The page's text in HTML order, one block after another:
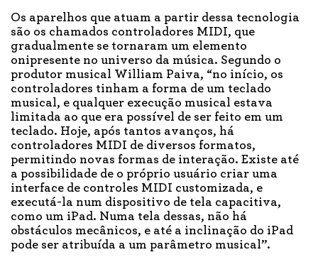
Os aparelhos que atuam a partir dessa tecnologia
são os chamados controladores MIDI, que
gradualmente se tornaram um elemento
onipresente no universo da música. Segundo o
produtor musical William Paiva, “no início, os
controladores tinham a forma de um teclado
musical, e qualquer execução musical estava
limitada ao que era possível de ser feito em um
teclado. Hoje, após tantos avanços, há
controladores MIDI de diversos formatos,
permitindo novas formas de interação. Existe até
a possibilidade de o próprio usuário criar uma
interface de controles MIDI customizada, e
executá-la num dispositivo de tela capacitiva,
como um iPad. Numa tela dessas, não há
obstáculos mecânicos, e até a inclinação do iPad
pode ser atribuída a um parâmetro musical”.